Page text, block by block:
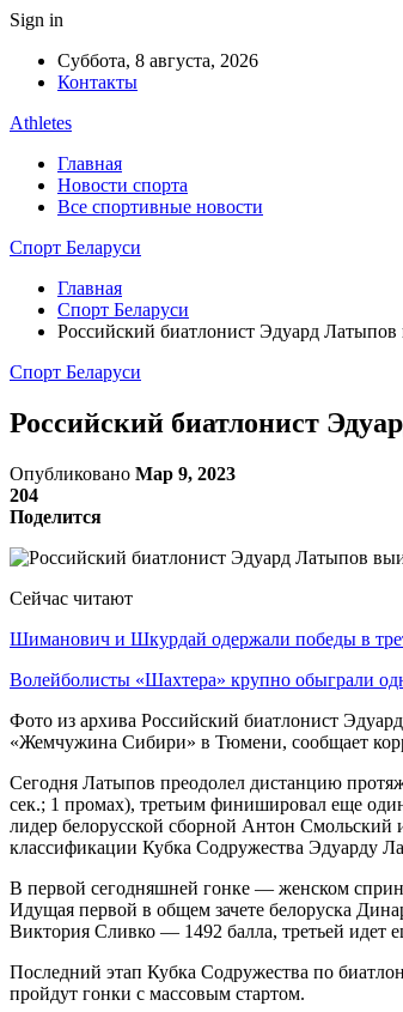
Sign in
Суббота, 8 августа, 2026
Контакты
Athletes
Главная
Новости спорта
Все спортивные новости
Спорт Беларуси
Главная
Спорт Беларуси
Российский биатлонист Эдуард
Спорт Беларуси
Российский биатлонист
Опубликовано Мар 9, 2023
204
Поделится
Сейчас читают
Шиманович и Шкурдай одержали победы в
Волейболисты «Шахтера» крупно обыграли
Фото из архива Российский биатлонист
«Жемчужина Сибири» в Тюмени, сообщает
Сегодня Латыпов преодолел дистанцию
сек.; 1 промах), третьим финишировал еще
лидер белорусской сборной Антон Смольский
классификации Кубка Содружества Эдуарду
В первой сегодняшней гонке — женском
Идущая первой в общем зачете белоруска
Виктория Сливко — 1492 балла, третьей идет
Последний этап Кубка Содружества по
пройдут гонки с массовым стартом.